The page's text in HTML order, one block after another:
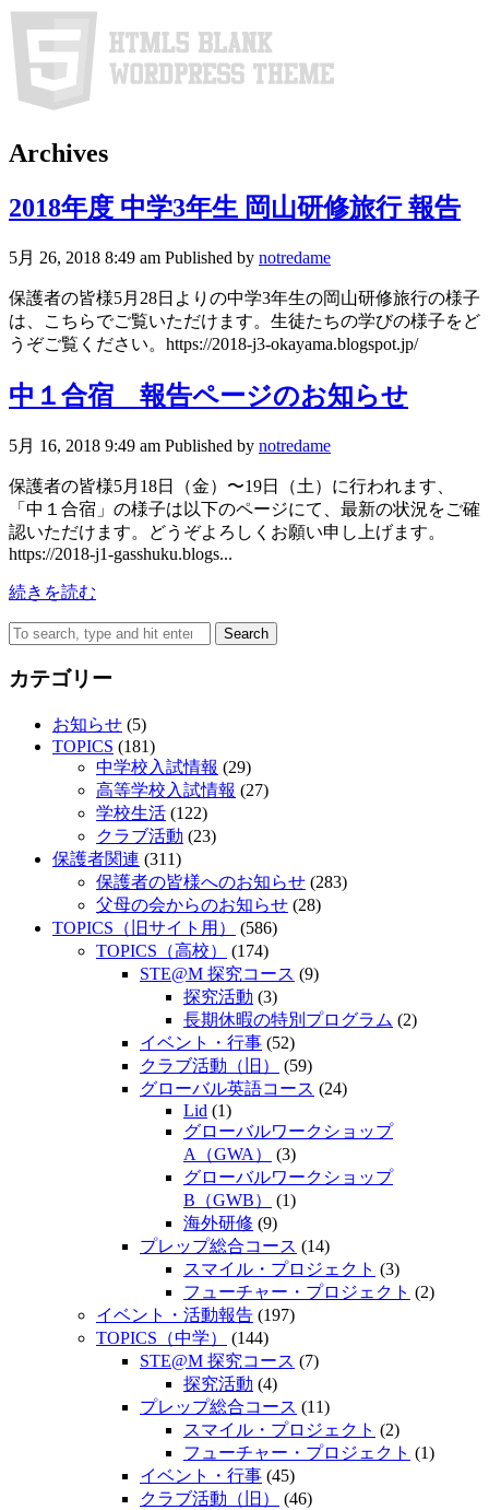
Archives
2018年度 中学3年生 岡山研修旅行 報告
5月 26, 2018 8:49 am Published by notredame
保護者の皆様5月28日よりの中学3年生の岡山研修旅行の様子
は、こちらでご覧いただけます。生徒たちの学びの様子をど
うぞご覧ください。https://2018-j3-okayama.blogspot.jp/
中１合宿 報告ページのお知らせ
5月 16, 2018 9:49 am Published by notredame
保護者の皆様5月18日（金）〜19日（土）に行われます、
「中１合宿」の様子は以下のページにて、最新の状況をご確
認いただけます。どうぞよろしくお願い申し上げます。
https://2018-j1-gasshuku.blogs...
続きを読む
Search
カテゴリー
お知らせ (5)
TOPICS (181)
中学校入試情報 (29)
高等学校入試情報 (27)
学校生活 (122)
クラブ活動 (23)
保護者関連 (311)
保護者の皆様へのお知らせ (283)
父母の会からのお知らせ (28)
TOPICS（旧サイト用）
(586)
TOPICS（高校）
(174)
STE@M 探究コース (9)
探究活動 (3)
長期休暇の特別プログラム (2)
イベント・行事 (52)
クラブ活動（旧）
(59)
グローバル英語コース (24)
Lid (1)
グローバルワークショップ
A（GWA）
(3)
グローバルワークショップ
B（GWB）
(1)
海外研修 (9)
プレップ総合コース (14)
スマイル・プロジェクト (3)
フューチャー・プロジェクト (2)
イベント・活動報告 (197)
TOPICS（中学）
(144)
STE@M 探究コース (7)
探究活動 (4)
プレップ総合コース (11)
スマイル・プロジェクト (2)
フューチャー・プロジェクト (1)
イベント・行事 (45)
クラブ活動（旧）
(46)